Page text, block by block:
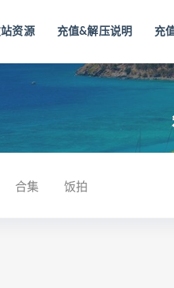
资源 充值&解压说明 充
合集 饭拍